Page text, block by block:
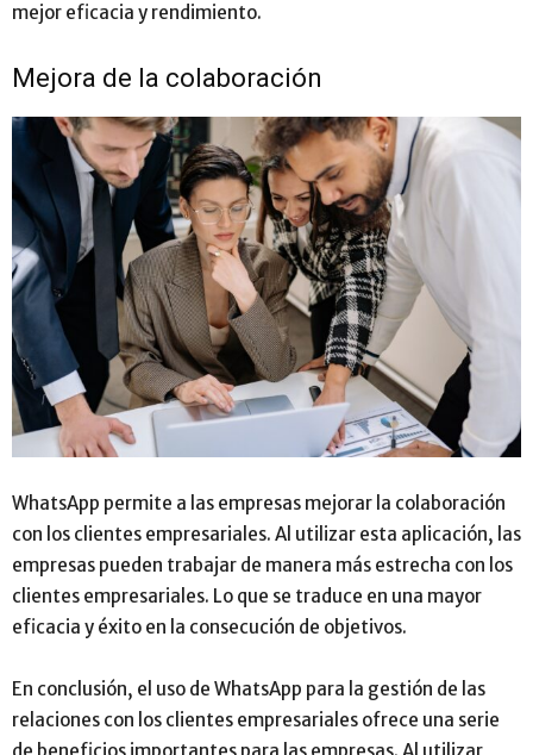
mejor eficacia y rendimiento.
Mejora de la colaboración
WhatsApp permite a las empresas mejorar la colaboración
con los clientes empresariales. Al utilizar esta aplicación, las
empresas pueden trabajar de manera más estrecha con los
clientes empresariales. Lo que se traduce en una mayor
eficacia y éxito en la consecución de objetivos.
En conclusión, el uso de WhatsApp para la gestión de las
relaciones con los clientes empresariales ofrece una serie
de beneficios importantes para las empresas. Al utilizar